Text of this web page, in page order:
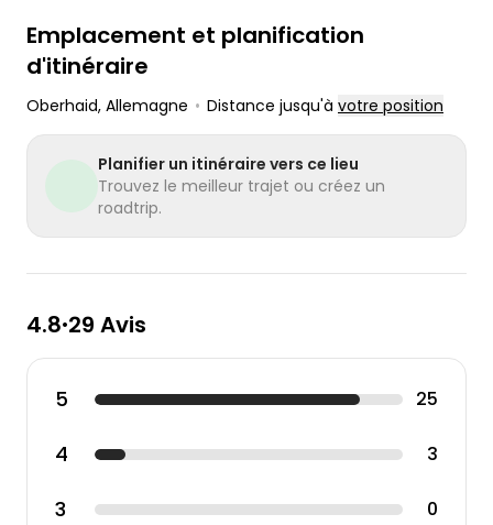
Emplacement et planification
d'itinéraire
Oberhaid, Allemagne • Distance jusqu'à votre position
Planifier un itinéraire vers ce lieu
Trouvez le meilleur trajet ou créez un
roadtrip.
4.8•29 Avis
5 25
4 3
3 0